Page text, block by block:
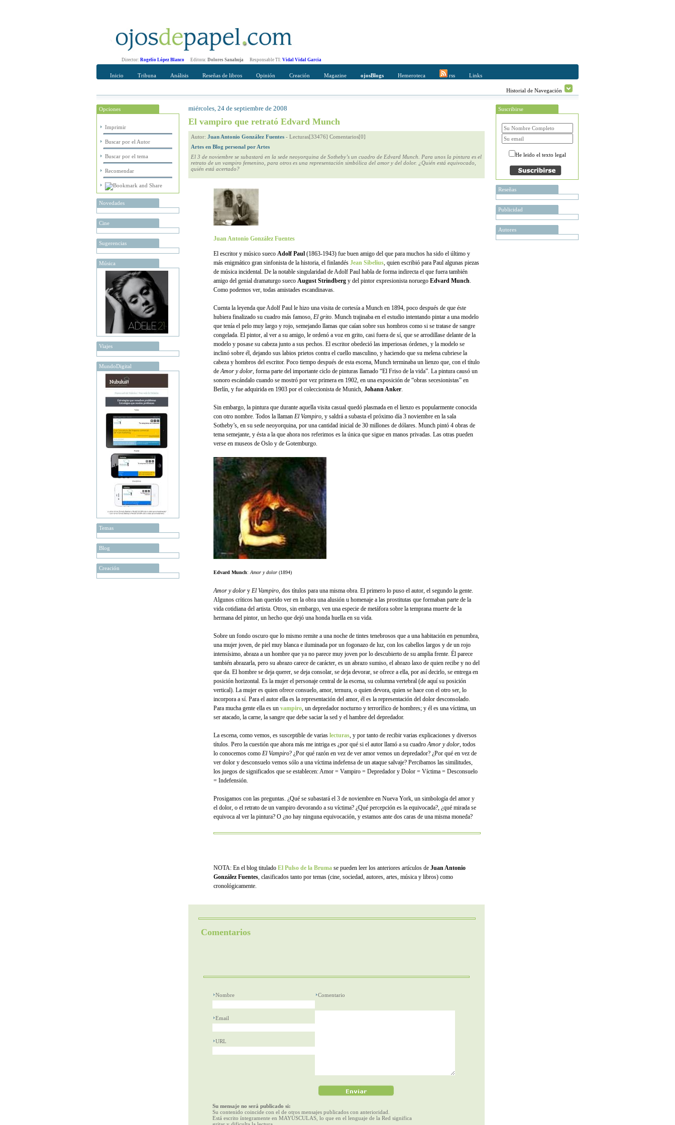
Director: Rogelio López Blanco Editora: Dolores Sanahuja Responsable TI: Vidal Vidal Garcia
Inicio Tribuna Análisis Reseñas de libros Opinión Creación Magazine ojosBlogs Hemeroteca rss Links
Historial de Navegación
Opciones
Imprimir
Buscar por el Autor
Buscar por el tema
Recomendar
Novedades
Cine
Sugerencias
Música
Viajes
MundoDigital
Temas
Blog
Creación
Recomendar
Su nombre Completo
miércoles, 24 de septiembre de 2008
El vampiro que retrató Edvard Munch
Autor: Juan Antonio González Fuentes - Lecturas[33476] Comentarios[0]
Artes en Blog personal por Artes
El 3 de noviembre se subastará en la sede neoyorquina de Sotheby’s un cuadro de Edvard Munch. Para unos la pintura es el
retrato de un vampiro femenino, para otros es una representación simbólica del amor y del dolor. ¿Quién está equivocado,
quién está acertado?
Juan Antonio González Fuentes
El escritor y músico sueco Adolf Paul (1863-1943) fue buen amigo del que para muchos ha sido el último y
más enigmático gran sinfonista de la historia, el finlandés Jean Sibelius, quien escribió para Paul algunas piezas
de música incidental. De la notable singularidad de Adolf Paul habla de forma indirecta el que fuera también
amigo del genial dramaturgo sueco August Strindberg y del pintor expresionista noruego Edvard Munch.
Como podemos ver, todas amistades escandinavas.
Cuenta la leyenda que Adolf Paul le hizo una visita de cortesía a Munch en 1894, poco después de que éste
hubiera finalizado su cuadro más famoso, El grito. Munch trajinaba en el estudio intentando pintar a una modelo
que tenía el pelo muy largo y rojo, semejando llamas que caían sobre sus hombros como si se tratase de sangre
congelada. El pintor, al ver a su amigo, le ordenó a voz en grito, casi fuera de sí, que se arrodillase delante de la
modelo y posase su cabeza junto a sus pechos. El escritor obedeció las imperiosas órdenes, y la modelo se
inclinó sobre él, dejando sus labios prietos contra el cuello masculino, y haciendo que su melena cubriese la
cabeza y hombros del escritor. Poco tiempo después de esta escena, Munch terminaba un lienzo que, con el título
deAmor y dolor, forma parte del importante ciclo de pinturas llamado “El Friso de la vida”. La pintura causó un
sonoro escándalo cuando se mostró por vez primera en 1902, en una exposición de “obras secesionistas” en
Berlín, y fue adquirida en 1903 por el coleccionista de Munich, Johann Anker.
Sin embargo, la pintura que durante aquella visita casual quedó plasmada en el lienzo es popularmente conocida
con otro nombre. Todos la llaman El Vampiro, y saldrá a subasta el próximo día 3 noviembre en la sala
Sotheby’s, en su sede neoyorquina, por una cantidad inicial de 30 millones de dólares. Munch pintó 4 obras de
tema semejante, y ésta a la que ahora nos referimos es la única que sigue en manos privadas. Las otras pueden
verse en museos de Oslo y de Gotemburgo.
Edvard Munch: Amor y dolor (1894)
Amor y dolor y El Vampiro, dos títulos para una misma obra. El primero lo puso el autor, el segundo la gente.
Algunos críticos han querido ver en la obra una alusión u homenaje a las prostitutas que formaban parte de la
vida cotidiana del artista. Otros, sin embargo, ven una especie de metáfora sobre la temprana muerte de la
hermana del pintor, un hecho que dejó una honda huella en su vida.
Sobre un fondo oscuro que lo mismo remite a una noche de tintes tenebrosos que a una habitación en penumbra,
una mujer joven, de piel muy blanca e iluminada por un fogonazo de luz, con los cabellos largos y de un rojo
intensísimo, abraza a un hombre que ya no parece muy joven por lo descubierto de su amplia frente. Él parece
también abrazarla, pero su abrazo carece de carácter, es un abrazo sumiso, el abrazo laxo de quien recibe y no del
que da. El hombre se deja querer, se deja consolar, se deja devorar, se ofrece a ella, por así decirlo, se entrega en
posición horizontal. Es la mujer el personaje central de la escena, su columna vertebral (de aquí su posición
vertical). La mujer es quien ofrece consuelo, amor, ternura, o quien devora, quien se hace con el otro ser, lo
incorpora a sí. Para el autor ella es la representación del amor, él es la representación del dolor desconsolado.
Para mucha gente ella es un vampiro, un depredador nocturno y terrorífico de hombres; y él es una víctima, un
ser atacado, la carne, la sangre que debe saciar la sed y el hambre del depredador.
La escena, como vemos, es susceptible de varias lecturas, y por tanto de recibir varias explicaciones y diversos
títulos. Pero la cuestión que ahora más me intriga es ¿por qué si el autor llamó a su cuadroAmor y dolor, todos
lo conocemos como El Vampiro? ¿Por qué razón en vez de ver amor vemos un depredador? ¿Por qué en vez de
ver dolor y desconsuelo vemos sólo a una víctima indefensa de un ataque salvaje? Percibamos las similitudes,
los juegos de significados que se establecen: Amor = Vampiro = Depredador y Dolor = Víctima = Desconsuelo
= Indefensión.
Prosigamos con las preguntas. ¿Qué se subastará el 3 de noviembre en Nueva York, un simbología del amor y
el dolor, o el retrato de un vampiro devorando a su víctima? ¿Qué percepción es la equivocada?, ¿qué mirada se
equivoca al ver la pintura? O ¿no hay ninguna equivocación, y estamos ante dos caras de una misma moneda?
NOTA: En el blog titulado El Pulso de la Bruma se pueden leer los anteriores artículos de Juan Antonio
González Fuentes, clasificados tanto por temas (cine, sociedad, autores, artes, música y libros) como
cronológicamente.
Comentarios
Nombre
Email
URL
Comentario
Su mensaje no será publicado si:
Su contenido coincide con el de otros mensajes publicados con anterioridad.
Está escrito íntegramente en MAYÚSCULAS, lo que en el lenguaje de la Red significa
Suscribirse
He leido el texto legal
Reseñas
Publicidad
Autores